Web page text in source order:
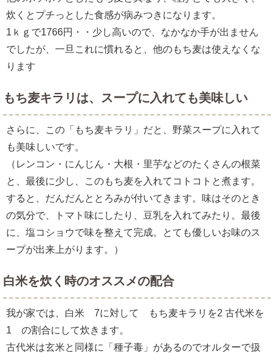
炊くとプチっとした食感が病みつきになります。
1ｋｇで1766円・・少し高いので、なかなか手が出ません
でしたが、一旦これに慣れると、他のもち麦は使えなくな
ります
もち麦キラリは、スープに入れても美味しい
さらに、この「もち麦キラリ」だと、野菜スープに入れて
も美味しいです。
（レンコン・にんじん・大根・里芋などのたくさんの根菜
と、最後に少し、このもち麦を入れてコトコトと煮ます。
すると、だんだんととろみが付いてきます。味はそのとき
の気分で、トマト味にしたり、豆乳を入れてみたり。最後
に、塩コショウで味を整えて完成。とても優しいお味のス
ープが出来上がります。）
白米を炊く時のオススメの配合
我が家では、白米 7に対して もち麦キラリを2 古代米を
1 の割合にして炊きます。
古代米は玄米と同様に「種子毒」があるのでオルターで扱